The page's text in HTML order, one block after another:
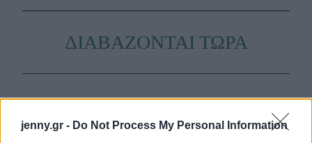
jenny.gr - Do Not Process My Personal Information
ΔΙΑΒΑΖΟΝΤΑΙ ΤΩΡΑ
συνήθως κολλημένα στη μαμά τους